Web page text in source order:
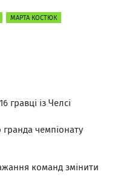
МАРТА КОСТЮК
гравці із Челсі
чемпіонату
команд змінити